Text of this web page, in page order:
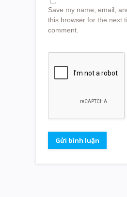
Save my name, email,
this browser for the next
comment.